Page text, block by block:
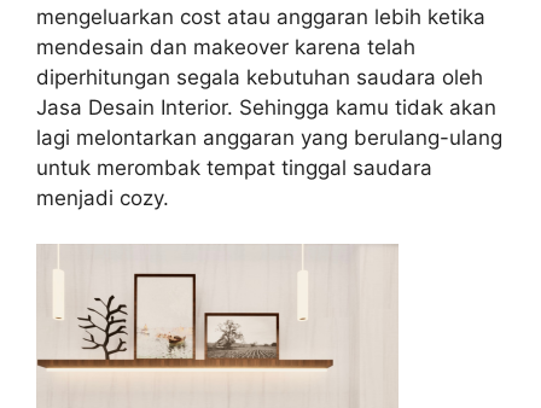
mengeluarkan cost atau anggaran lebih ketika
mendesain dan makeover karena telah
diperhitungan segala kebutuhan saudara oleh
Jasa Desain Interior. Sehingga kamu tidak akan
lagi melontarkan anggaran yang berulang-ulang
untuk merombak tempat tinggal saudara
menjadi cozy.